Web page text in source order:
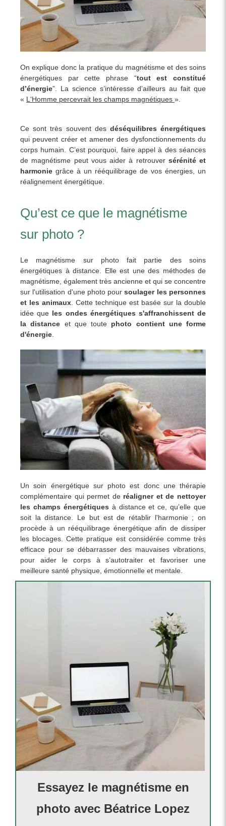
On explique donc la pratique du magnétisme et des soins
énergétiques par cette phrase “tout est constitué
d’énergie”. La science s’intéresse d’ailleurs au fait que
« L'Homme percevrait les champs magnétiques ».
Ce sont très souvent des déséquilibres énergétiques
qui peuvent créer et amener des dysfonctionnements du
corps humain. C’est pourquoi, faire appel à des séances
de magnétisme peut vous aider à retrouver sérénité et
harmonie grâce à un rééquilibrage de vos énergies, un
réalignement énergétique.
Qu’est ce que le magnétisme
sur photo ?
Le magnétisme sur photo fait partie des soins
énergétiques à distance. Elle est une des méthodes de
magnétisme, également très ancienne et qui se concentre
sur l'utilisation d'une photo poursoulager les personnes
et les animaux . Cette technique est basée sur la double
idée que les ondes énergétiques s'affranchissent de
la distance et que toute photo contient une forme
d'énergie
Un soin énergétique sur photo est donc une thérapie
complémentaire qui permet de réaligner et de nettoyer
les champs énergétiques à distance et ce, qu’elle que
soit la distance. Le but est de rétablir l'harmonie ; on
procède à un rééquilibrage énergétique afin de dissiper
les blocages. Cette pratique est considérée comme très
efficace pour se débarrasser des mauvaises vibrations,
pour aider le corps à s’autotraiter et favoriser une
meilleure santé physique, émotionnelle et mentale.
Essayez le magnétisme en
photo avec Béatrice Lopez